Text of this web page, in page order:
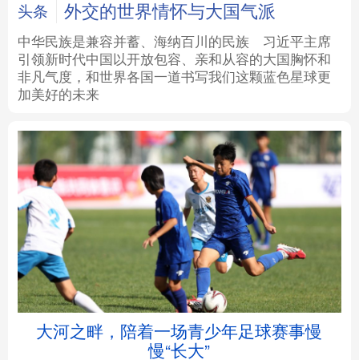
城市 旅游 能源
彩票 娱乐 时尚 悦读
公益
文化产业
地方频道
北京 河北 山西
辽宁 吉林 上海 江苏
浙江 安徽 福建 江西
头条
外交的世界情怀与大国气派
中华民族是兼容并蓄、海纳百川的民族
习近平主席
引领新时代中国以开放包容、亲和从容的大国胸怀和
非凡气度，和世界各国一道书写我们这颗蓝色星球更
加美好的未来
大河之畔，陪着一场青少年足球赛事慢
慢“长大”